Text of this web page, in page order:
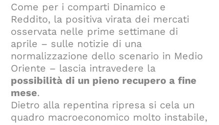
Come per i comparti Dinamico e
Reddito, la positiva virata dei mercati
osservata nelle prime settimane di
aprile – sulle notizie di una
normalizzazione dello scenario in Medio
Oriente – lascia intravedere la
possibilità di un pieno recupero a fine
mese.
Dietro alla repentina ripresa si cela un
quadro macroeconomico molto instabile,